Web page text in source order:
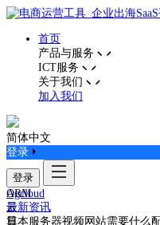
首页
产品与服务
ICT服务
关于我们
加入我们
简体中文
登录
登录
ARM
云
算
Ogcloud
最新资讯
日本服务器视频网站需要什么